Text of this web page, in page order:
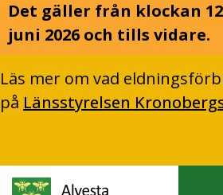
Det gäller från klockan
juni 2026 och tills vidare.
Läs mer om vad
på Länsstyrelsen